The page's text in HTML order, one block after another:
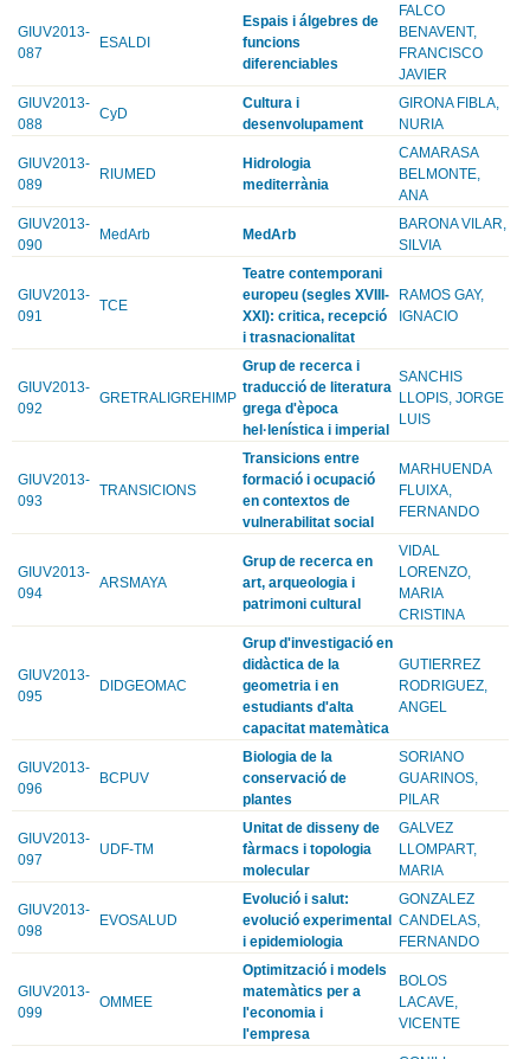
GIUV2013-
087
ESALDI
Espais i álgebres de
funcions
diferenciables
FALCO
BENAVENT,
FRANCISCO
JAVIER
GIUV2013-
088
CyD
Cultura i
desenvolupament
GIRONA FIBLA,
NURIA
GIUV2013-
089
RIUMED
Hidrologia
mediterrània
CAMARASA
BELMONTE,
ANA
GIUV2013-
090
MedArb MedArb
BARONA VILAR,
SILVIA
GIUV2013-
091
TCE
Teatre contemporani
europeu (segles XVIII-
XXI): critica, recepció
i trasnacionalitat
RAMOS GAY,
IGNACIO
GIUV2013-
092
GRETRALIGREHIMP
Grup de recerca i
traducció de literatura
grega d'època
hel·lenística i imperial
SANCHIS
LLOPIS, JORGE
LUIS
GIUV2013-
093
TRANSICIONS
Transicions entre
formació i ocupació
en contextos de
vulnerabilitat social
MARHUENDA
FLUIXA,
FERNANDO
GIUV2013-
094
ARSMAYA
Grup de recerca en
art, arqueologia i
patrimoni cultural
VIDAL
LORENZO,
MARIA
CRISTINA
GIUV2013-
095
DIDGEOMAC
Grup d'investigació en
didàctica de la
geometria i en
estudiants d'alta
capacitat matemàtica
GUTIERREZ
RODRIGUEZ,
ANGEL
GIUV2013-
096
BCPUV
Biologia de la
conservació de
plantes
SORIANO
GUARINOS,
PILAR
GIUV2013-
097
UDF-TM
Unitat de disseny de
fàrmacs i topologia
molecular
GALVEZ
LLOMPART,
MARIA
GIUV2013-
098
EVOSALUD
Evolució i salut:
evolució experimental
i epidemiologia
GONZALEZ
CANDELAS,
FERNANDO
GIUV2013-
099
OMMEE
Optimització i models
matemàtics per a
l'economia i
l'empresa
BOLOS
LACAVE,
VICENTE